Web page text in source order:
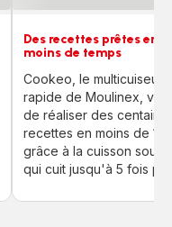
Des recettes prêtes en
moins de temps
Cookeo, le multicuiseur
rapide de Moulinex,
de réaliser des
recettes en moins de 15
grâce à la cuisson sous
qui cuit jusqu'à 5 fois